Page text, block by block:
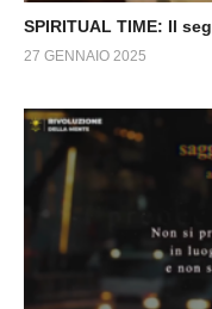
SPIRITUAL TIME: Il
27 GENNAIO 2025